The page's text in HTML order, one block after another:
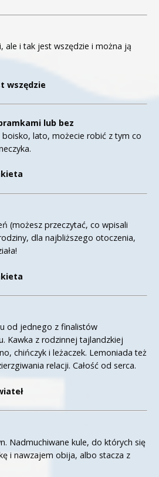
ale i tak jest wszędzie i można ją
wszędzie
lub bez
boisko, lato, możecie robić z tym co
(możesz przeczytać, co wpisali
dla najbliższego otoczenia,
od jednego z finalistów
Kawka z rodzinnej tajlandzkiej
chińczyk i leżaczek. Lemoniada też
relacji. Całość od serca.
Nadmuchiwane kule, do których się
i nawzajem obija, albo stacza z